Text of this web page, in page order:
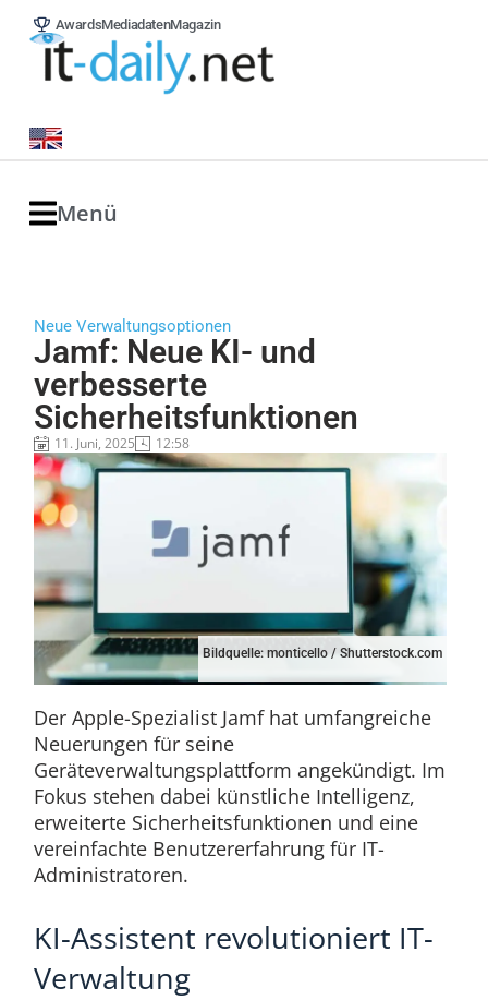
AwardsMediadatenMagazin
Menü
Neue Verwaltungsoptionen
Jamf: Neue KI- und
verbesserte
Sicherheitsfunktionen
11. Juni, 2025 12:58
Bildquelle: monticello / Shutterstock.com
Der Apple-Spezialist Jamf hat umfangreiche
Neuerungen für seine
Geräteverwaltungsplattform angekündigt. Im
Fokus stehen dabei künstliche Intelligenz,
erweiterte Sicherheitsfunktionen und eine
vereinfachte Benutzererfahrung für IT-
Administratoren.
KI-Assistent revolutioniert IT-
Verwaltung